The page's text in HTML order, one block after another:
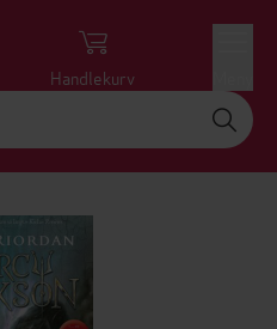
Handlekurv